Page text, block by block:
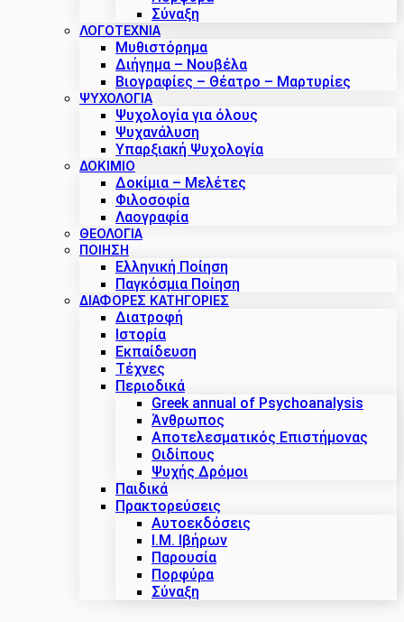
Σύναξη
ΛΟΓΟΤΕΧΝΙΑ
Μυθιστόρημα
Διήγημα – Νουβέλα
Βιογραφίες – Θέατρο – Μαρτυρίες
ΨΥΧΟΛΟΓΙΑ
Ψυχολογία για όλους
Ψυχανάλυση
Υπαρξιακή Ψυχολογία
ΔΟΚΊΜΙΟ
Δοκίμια – Μελέτες
Φιλοσοφία
Λαογραφία
ΘΕΟΛΟΓΙΑ
ΠΟΙΗΣΗ
Ελληνική Ποίηση
Παγκόσμια Ποίηση
ΔΙΑΦΟΡΕΣ ΚΑΤΗΓΟΡΙΕΣ
Διατροφή
Ιστορία
Εκπαίδευση
Τέχνες
Περιοδικά
Greek annual of Psychoanalysis
Άνθρωπος
Αποτελεσματικός Επιστήμονας
Οιδίπους
Ψυχής Δρόμοι
Παιδικά
Πρακτoρεύσεις
Αυτοεκδόσεις
Ι.Μ. Ιβήρων
Παρουσία
Πορφύρα
Σύναξη